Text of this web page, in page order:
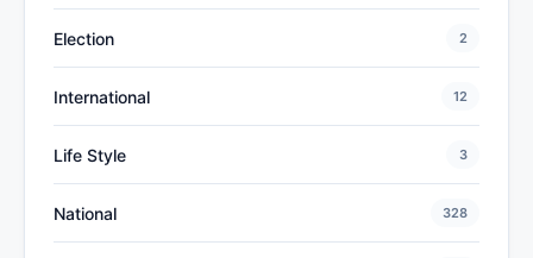
Election 2
International 12
Life Style 3
National 328